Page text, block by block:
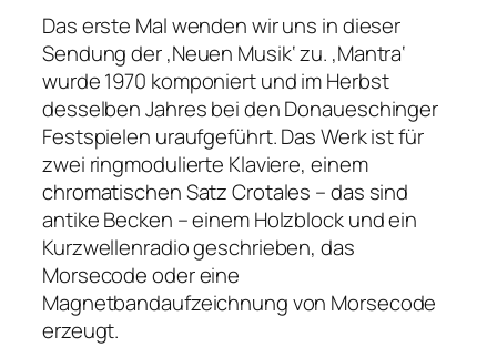
Das erste Mal wenden wir uns in dieser
Sendung der ‚Neuen Musik‘ zu. ‚Mantra‘
wurde 1970 komponiert und im Herbst
desselben Jahres bei den Donaueschinger
Festspielen uraufgeführt. Das Werk ist für
zwei ringmodulierte Klaviere, einem
chromatischen Satz Crotales – das sind
antike Becken – einem Holzblock und ein
Kurzwellenradio geschrieben, das
Morsecode oder eine
Magnetbandaufzeichnung von Morsecode
erzeugt.